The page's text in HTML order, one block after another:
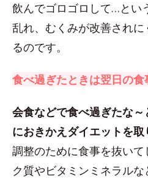
飲んでゴロゴロして…とい
乱れ、むくみが改善され
るのです。
食べ過ぎたときは翌日の食
会食などで食べ過ぎたな
におきかえダイエットを
調整のために食事を抜い
ク質やビタミンミネラル